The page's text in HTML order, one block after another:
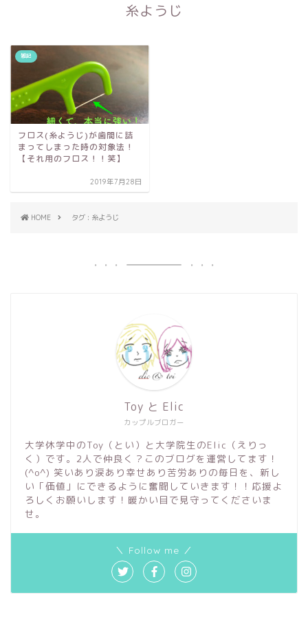
糸ようじ
雑記
フロス(糸ようじ)が歯間に詰
まってしまった時の対象法！
【それ用のフロス！！笑】
2019年7月28日
HOME タグ : 糸ようじ
カップルブロガー
Toy と Elic
大学休学中のToy（とい）と大学院生のElic（えりっ
く）です。2人で仲良く？このブログを運営してます！
(^o^) 笑いあり涙あり幸せあり苦労ありの毎日を、新し
い「価値」にできるように奮闘していきます！！応援よ
ろしくお願いします！暖かい目で見守ってくださいま
せ。
＼ Follow me ／